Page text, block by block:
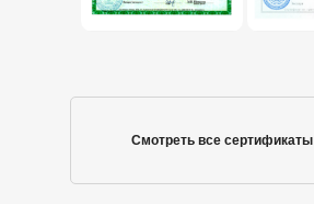
Смотреть все сертификаты